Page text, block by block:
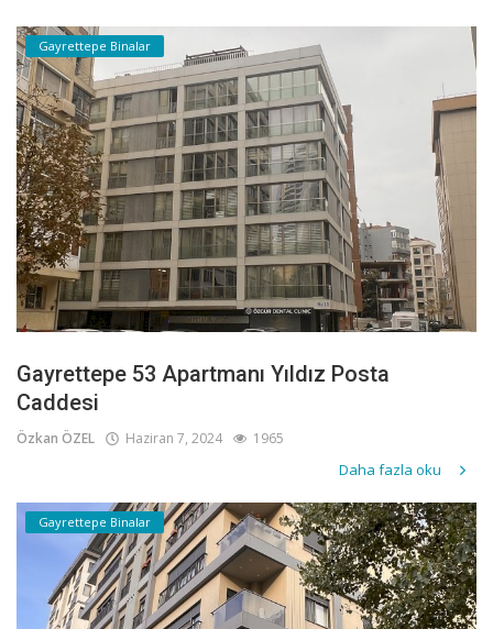
Gayrettepe Binalar
Gayrettepe 53 Apartmanı Yıldız Posta
Caddesi
Özkan ÖZEL Haziran 7, 2024 1965
Daha fazla oku
Gayrettepe Binalar